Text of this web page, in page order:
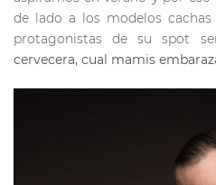
de lado a los modelos
protagonistas de su spot
cervecera, cual mamis